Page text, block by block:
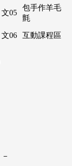
文05
包手作羊毛
氈
文06 互動課程區
－